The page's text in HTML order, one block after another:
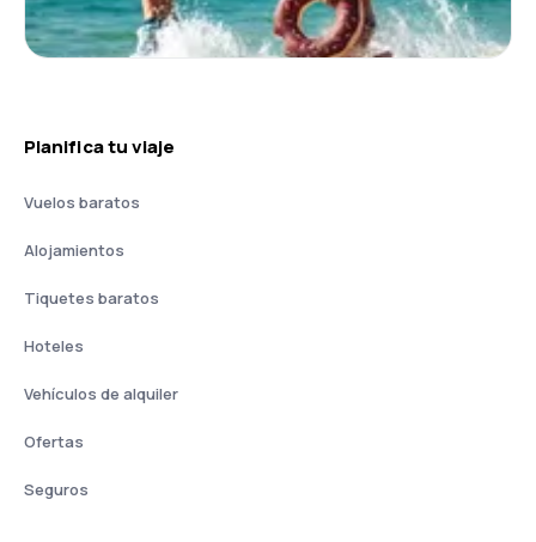
Planifica tu viaje
Vuelos baratos
Alojamientos
Tiquetes baratos
Hoteles
Vehículos de alquiler
Ofertas
Seguros